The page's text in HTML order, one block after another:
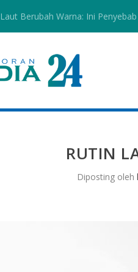
Laut Berubah Warna: Ini
RUTIN
Diposting oleh